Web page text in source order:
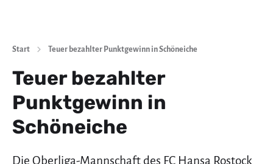
Start Teuer bezahlter Punktgewinn in Schöneiche
Teuer bezahlter
Punktgewinn in
Schöneiche
Die Oberliga-Mannschaft des FC Hansa Rostock